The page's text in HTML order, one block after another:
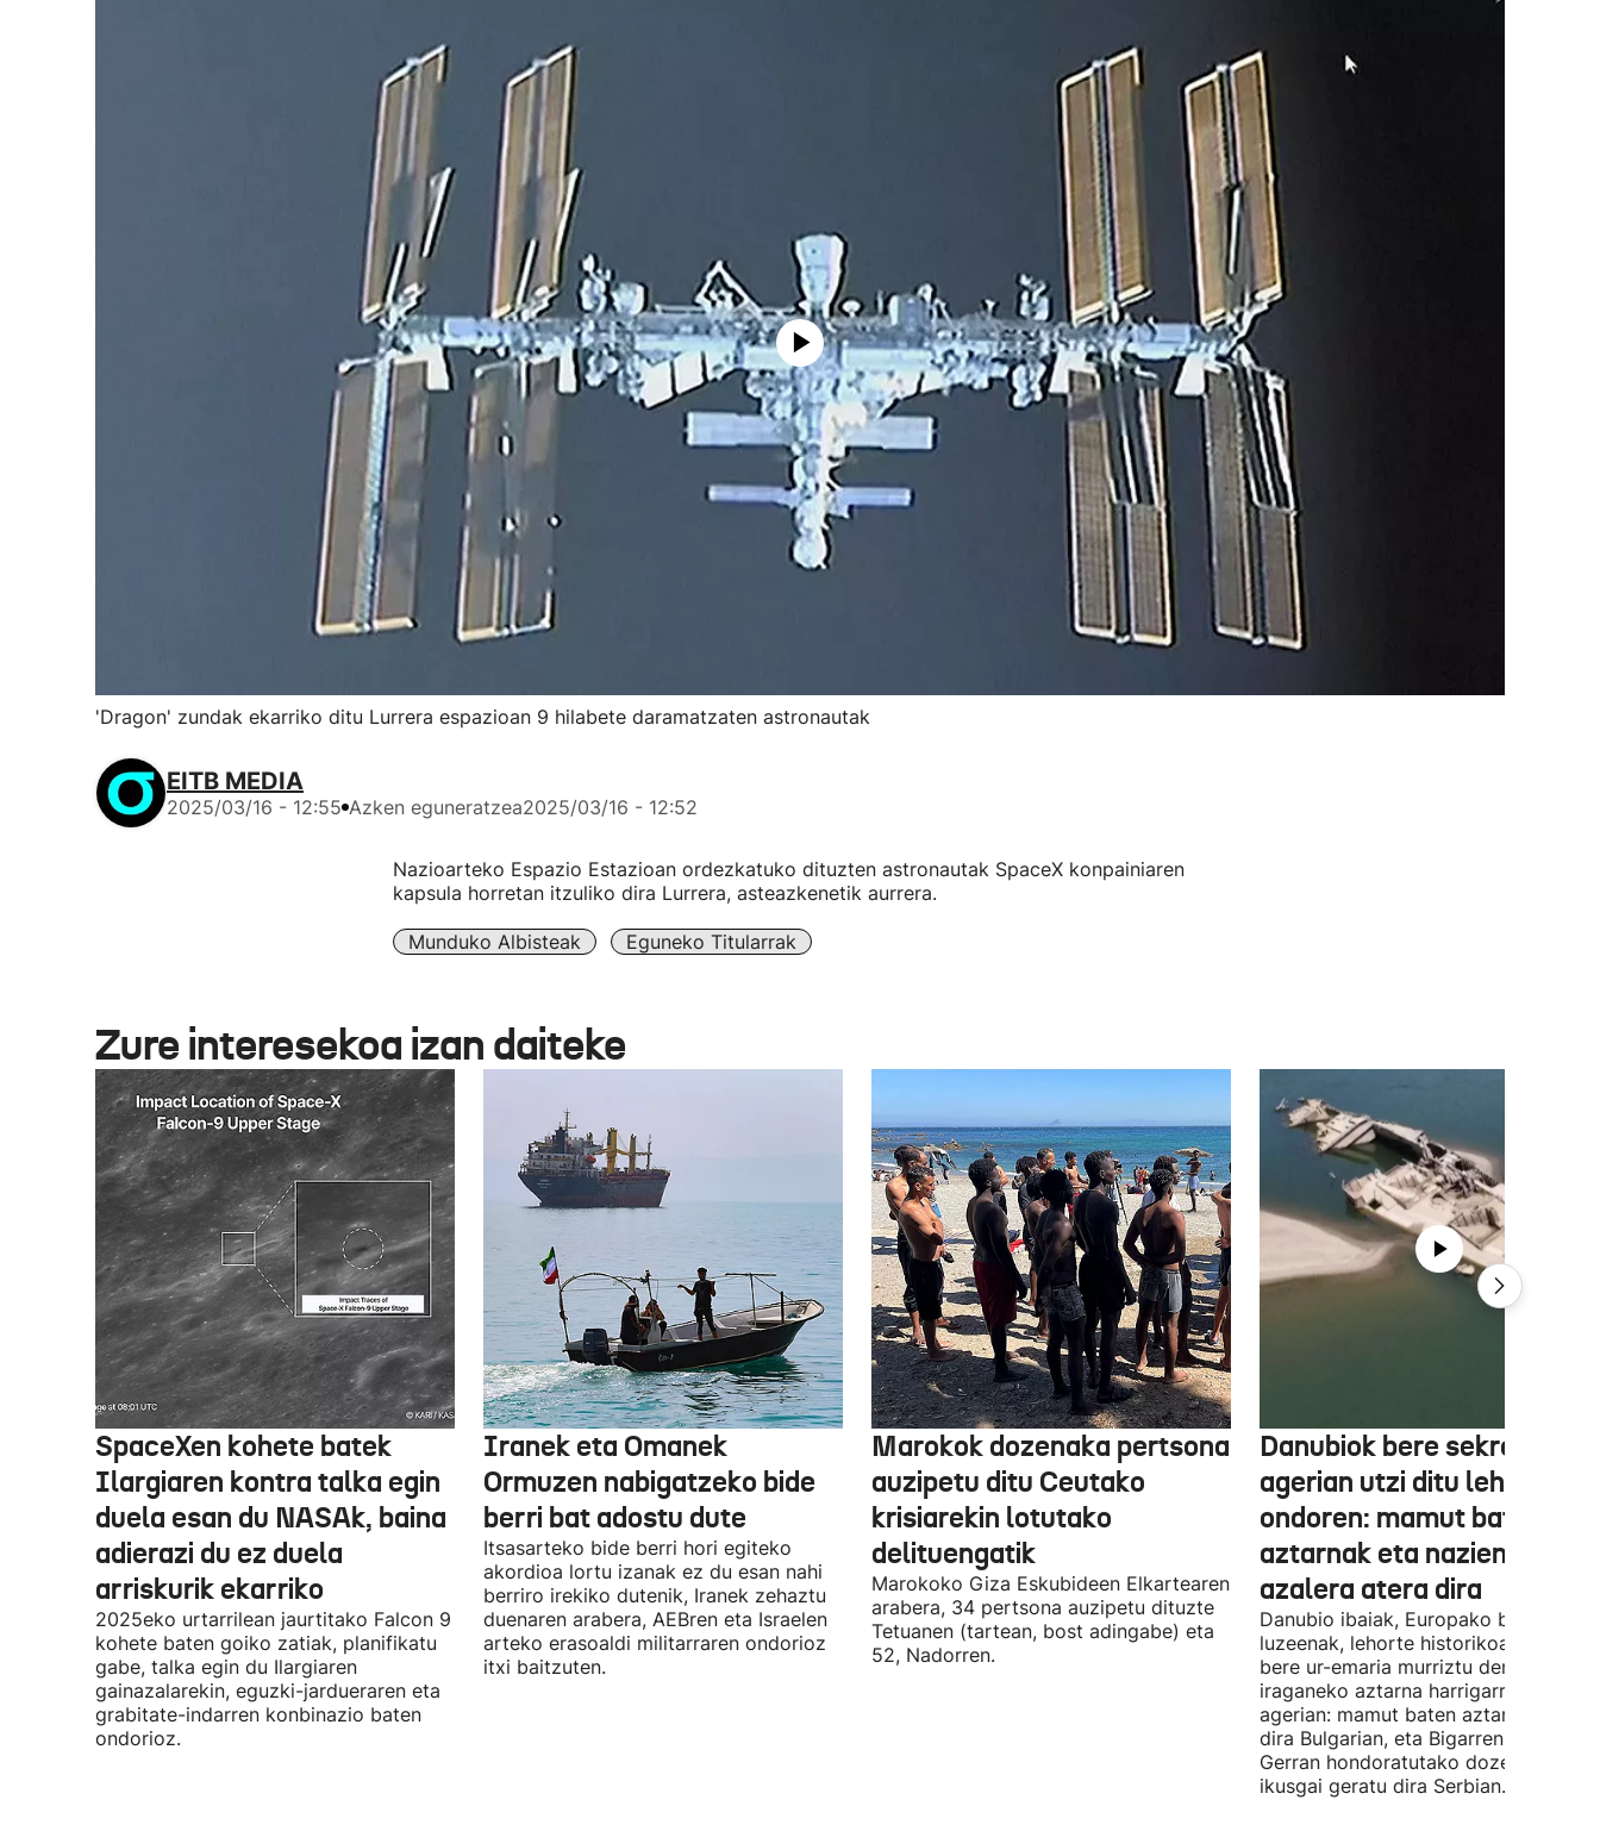
'Dragon' zundak ekarriko ditu Lurrera espazioan 9 hilabete daramatzaten astronautak
EITB MEDIA
2025/03/16 - 12:55 Azken eguneratzea2025/03/16 - 12:52
Nazioarteko Espazio Estazioan ordezkatuko dituzten astronautak SpaceX konpainiaren
kapsula horretan itzuliko dira Lurrera, asteazkenetik aurrera.
Munduko Albisteak Eguneko Titularrak
Zure interesekoa izan daiteke
SpaceXen kohete batek
Ilargiaren kontra talka egin
duela esan du NASAk, baina
adierazi du ez duela
arriskurik ekarriko
2025eko urtarrilean jaurtitako Falcon 9
kohete baten goiko zatiak, planifikatu
gabe, talka egin du Ilargiaren
gainazalarekin, eguzki-jardueraren eta
grabitate-indarren konbinazio baten
ondorioz.
Iranek eta Omanek
Ormuzen nabigatzeko bide
berri bat adostu dute
Itsasarteko bide berri hori egiteko
akordioa lortu izanak ez du esan nahi
berriro irekiko dutenik, Iranek zehaztu
duenaren arabera, AEBren eta Israelen
arteko erasoaldi militarraren ondorioz
itxi baitzuten.
Marokok dozenaka pertsona
auzipetu ditu Ceutako
krisiarekin lotutako
delituengatik
Marokoko Giza Eskubideen Elkartearen
arabera, 34 pertsona auzipetu dituzte
Tetuanen (tartean, bost adingabe) eta
52, Nadorren.
Danubiok bere sekretuak
agerian utzi ditu
ondoren: mamut baten
aztarnak eta nazien
azalera atera dira
Danubio ibaiak, Europako bigarren
luzeenak, lehorte historikoa bizi du,
bere ur-emaria murriztu denez,
iraganeko aztarna harrigarriak utzi
agerian: mamut baten aztarnak
dira Bulgarian, eta Bigarren Mundu
Gerran hondoratutako dozenaka
ikusgai geratu dira Serbian.